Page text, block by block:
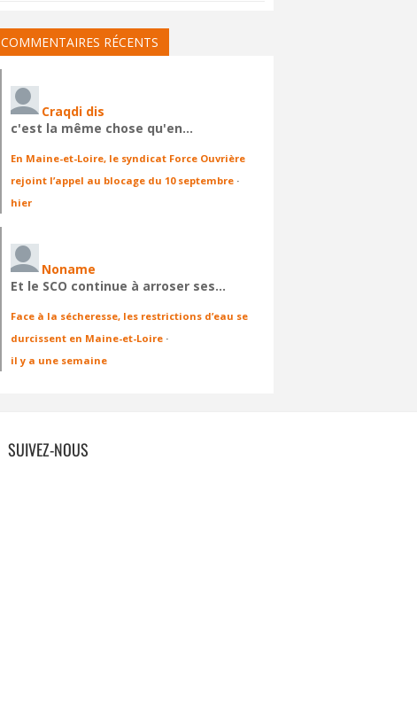
COMMENTAIRES RÉCENTS
Craqdi dis
c'est la même chose qu'en…
En Maine-et-Loire, le syndicat Force Ouvrière
rejoint l’appel au blocage du 10 septembre ·
hier
Noname
Et le SCO continue à arroser ses…
Face à la sécheresse, les restrictions d’eau se
durcissent en Maine-et-Loire ·
il y a une semaine
SUIVEZ-NOUS